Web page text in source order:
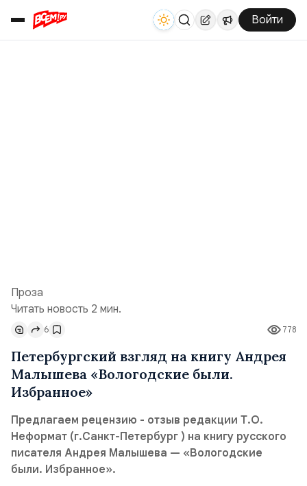
Войти
Проза
Читать новость 2 мин.
778
6
Петербургский взгляд на книгу Андрея
Малышева «Вологодские были.
Избранное»
Предлагаем рецензию - отзыв редакции Т.О.
Неформат (г.Санкт-Петербург ) на книгу русского
писателя Андрея Малышева — «Вологодские
были. Избранное».